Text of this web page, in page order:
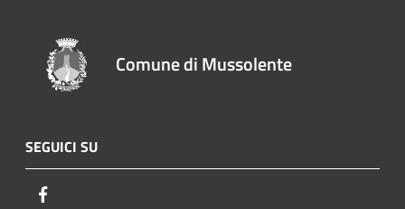
Comune di Mussolente
SEGUICI SU